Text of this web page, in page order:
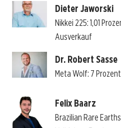
Dieter Jaworski
Nikkei 225: 1,01
Ausverkauf
Dr. Robert Sasse
Meta Wolf: 7
Felix Baarz
Brazilian Rare